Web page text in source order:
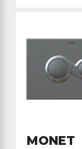
MONET